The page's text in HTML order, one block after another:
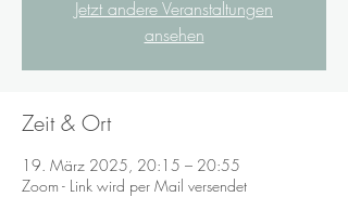
Jetzt andere Veranstaltungen
ansehen
Zeit & Ort
19. März 2025, 20:15 – 20:55
Zoom - Link wird per Mail versendet